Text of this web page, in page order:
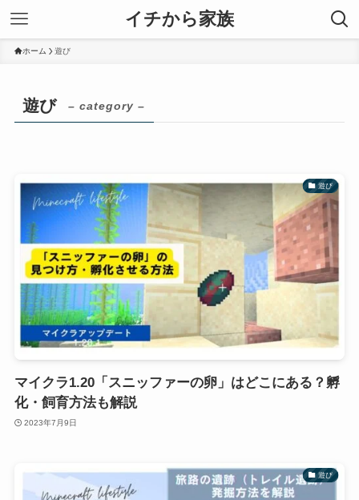
イチから家族
ホーム 遊び
遊び – category –
遊び
マイクラ1.20「スニッファーの卵」はどこにある？孵
化・飼育方法も解説
2023年7月9日
遊び